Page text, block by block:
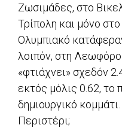
Ζωσιμάδες, στο
Τρίπολη και μόνο
Ολυμπιακό
λοιπόν, στη
«φτιάχνει» σχεδόν
εκτός μόλις 0.62, το
δημιουργικό
Περιστέρι;